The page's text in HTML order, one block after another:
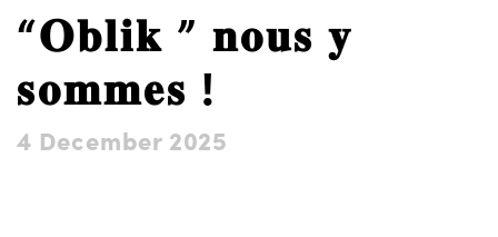
Actualités
Presse
Jobs
Aéroports et aérodromes
Notre Appli
“𝐎𝐛𝐥𝐢𝐤 ” 𝐧𝐨𝐮𝐬 𝐲
𝐬𝐨𝐦𝐦𝐞𝐬 !
4 December 2025